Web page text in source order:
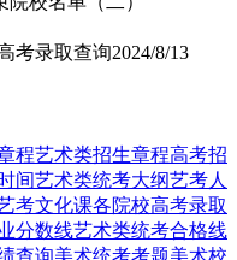
考录取查询2024/8/13
程艺术类招生章程高考招
间艺术类统考大纲艺考人
考文化课各院校高考录取
分数线艺术类统考合格线
查询美术统考考题美术校